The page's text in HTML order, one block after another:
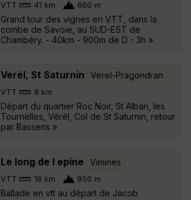
VTT 41 km 660 m
Grand tour des vignes en VTT, dans la
combe de Savoie, au SUD-EST de
Chambéry. - 40km - 900m de D - 3h »
Verél, St Saturnin Verel-Pragondran
VTT 8 km
Départ du quartier Roc Noir, St Alban, les
Tournelles, Vérél, Col de St Saturnin, retour
par Bassens »
Le long de l epine Vimines
VTT 18 km 850 m
Ballade en vtt au départ de Jacob